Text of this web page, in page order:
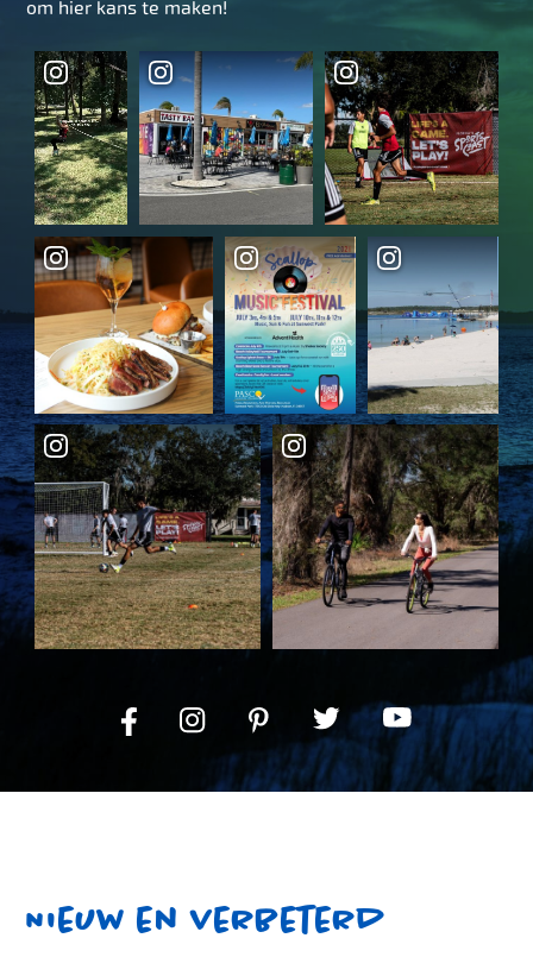
om hier kans te maken!
Nieuw en verbeterd